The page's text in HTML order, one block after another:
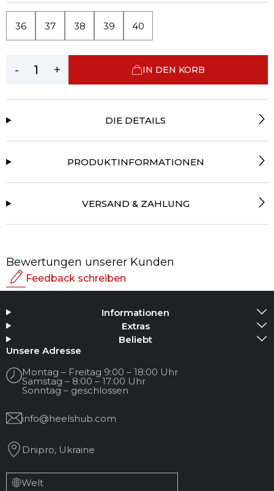
36 37 38 39 40
- + IN DEN KORB
DIE DETAILS
PRODUKTINFORMATIONEN
VERSAND & ZAHLUNG
Bewertungen unserer Kunden
Feedback schreiben
Medium hinzufügen
Ihr Name
Ihre E-Mail
Titel der Bewertung
Ihr Feedback:
Informationen
Extras
Beliebt
Unsere Adresse
Montag – Freitag 9:00 – 18:00 Uhr
Samstag – 8:00 – 17:00 Uhr
Sonntag – geschlossen
info@heelshub.com
Dnipro, Ukraine
Welt